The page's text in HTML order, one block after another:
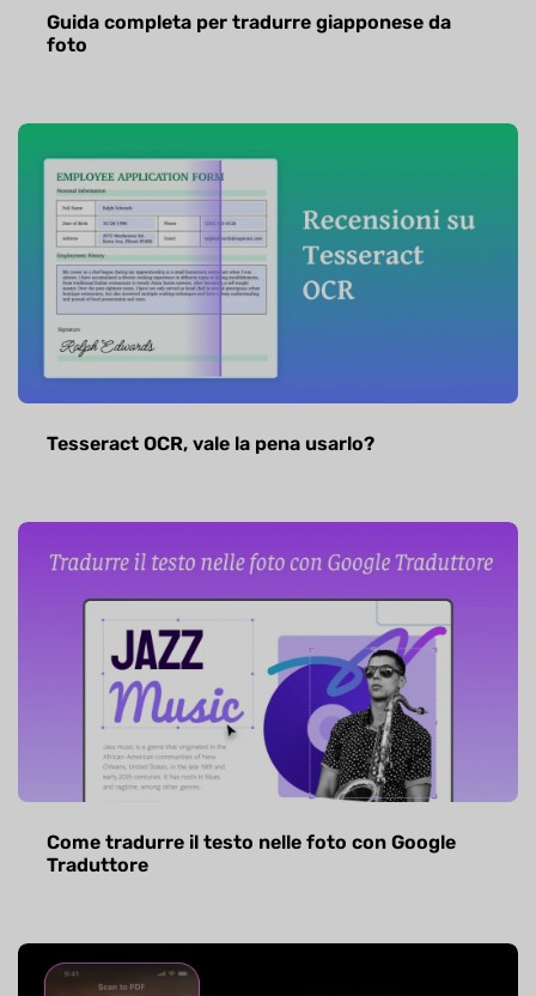
Guida completa per tradurre giapponese da
foto
Tesseract OCR, vale la pena usarlo?
Come tradurre il testo nelle foto con Google
Traduttore